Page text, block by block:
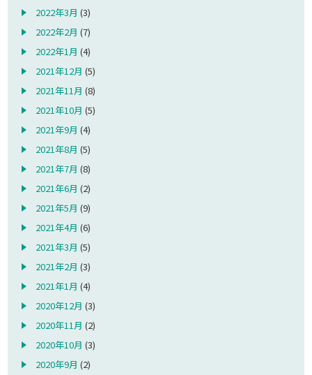
2022年3月 (3)
2022年2月 (7)
2022年1月 (4)
2021年12月 (5)
2021年11月 (8)
2021年10月 (5)
2021年9月 (4)
2021年8月 (5)
2021年7月 (8)
2021年6月 (2)
2021年5月 (9)
2021年4月 (6)
2021年3月 (5)
2021年2月 (3)
2021年1月 (4)
2020年12月 (3)
2020年11月 (2)
2020年10月 (3)
2020年9月 (2)